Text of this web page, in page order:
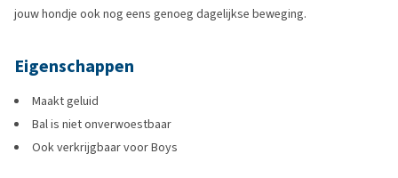
jouw hondje ook nog eens genoeg dagelijkse beweging.
Eigenschappen
Maakt geluid
Bal is niet onverwoestbaar
Ook verkrijgbaar voor Boys